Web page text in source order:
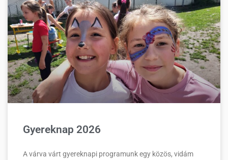
Gyereknap 2026
A várva várt gyereknapi programunk egy közös, vidám